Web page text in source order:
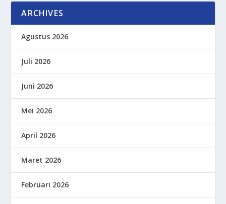
ARCHIVES
Agustus 2026
Juli 2026
Juni 2026
Mei 2026
April 2026
Maret 2026
Februari 2026